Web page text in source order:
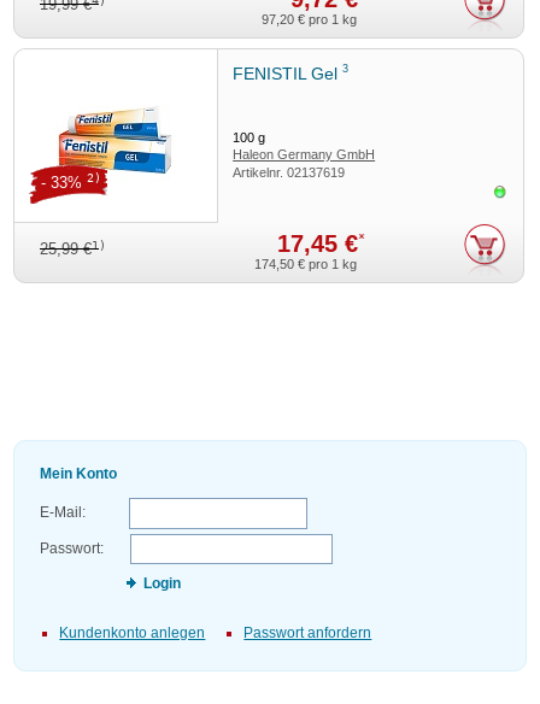
19,99 €
97,20 € pro 1 kg
FENISTIL Gel3
100g
Haleon Germany GmbH
Artikelnr.02137619
25,99 €1) 17,45 €*
- 33% 2)
174,50 € pro 1 kg
Mein Konto
E-Mail:
Passwort:
Login
Kundenkonto anlegen Passwort anfordern